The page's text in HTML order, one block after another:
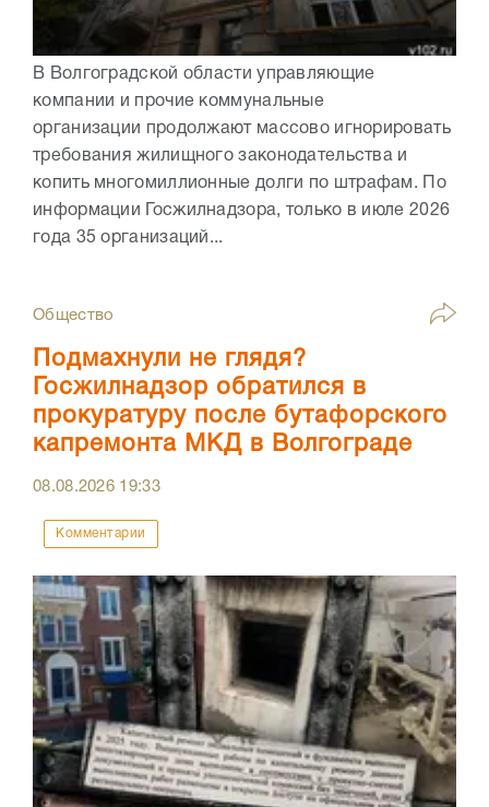
В Волгоградской области управляющие
компании и прочие коммунальные
организации продолжают массово игнорировать
требования жилищного законодательства и
копить многомиллионные долги по штрафам. По
информации Госжилнадзора, только в июле 2026
года 35 организаций...
Общество
Подмахнули не глядя?
Госжилнадзор обратился в
прокуратуру после бутафорского
капремонта МКД в Волгограде
08.08.2026 19:33
Комментарии